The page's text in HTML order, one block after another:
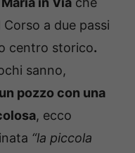
a due passi
centro storico.
sanno,
pozzo con una
, ecco
“la piccola